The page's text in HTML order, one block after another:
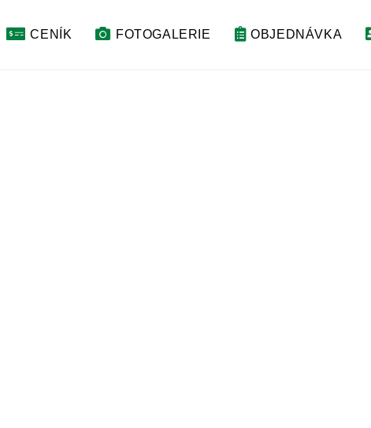
CENÍK FOTOGALERIE OBJEDNÁVKA